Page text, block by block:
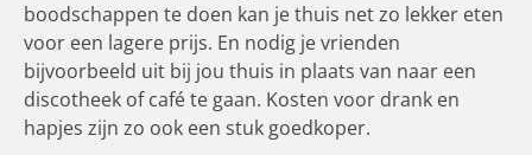
boodschappen te doen kan je thuis net zo lekker eten
voor een lagere prijs. En nodig je vrienden
bijvoorbeeld uit bij jou thuis in plaats van naar een
discotheek of café te gaan. Kosten voor drank en
hapjes zijn zo ook een stuk goedkoper.